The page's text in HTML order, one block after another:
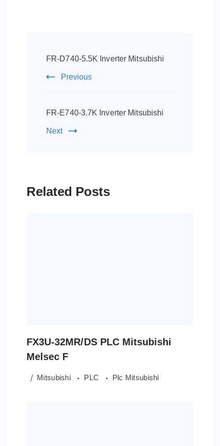
Navigation
FR-D740-5.5K Inverter Mitsubishi
Previous
FR-E740-3.7K Inverter Mitsubishi
Next
Related Posts
FX3U-32MR/DS PLC Mitsubishi
Melsec F
Mitsubishi PLC Plc Mitsubishi